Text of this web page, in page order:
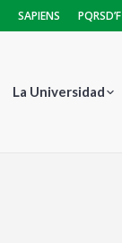
SAPIENS PQRSD’F
La Universidad